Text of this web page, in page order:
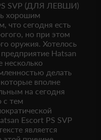
SVP (ДЛЯ ЛЕВШИ)
хорошим
что сегодня есть
но при этом
оружия. Хотелось
Hatsan
несколько
делать
вполне
на сегодня
с тем
Escort PS SVP
является